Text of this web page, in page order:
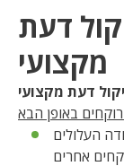
מס' -5 שיקול דעת
מקצועי
העלולים